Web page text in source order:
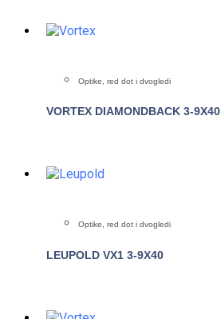
Optike, red dot i dvogledi
VORTEX DIAMONDBACK 3-9X40
Optike, red dot i dvogledi
LEUPOLD VX1 3-9X40